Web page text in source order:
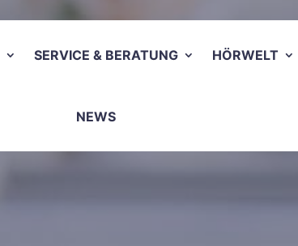
SERVICE & BERATUNG HÖRWELT
NEWS